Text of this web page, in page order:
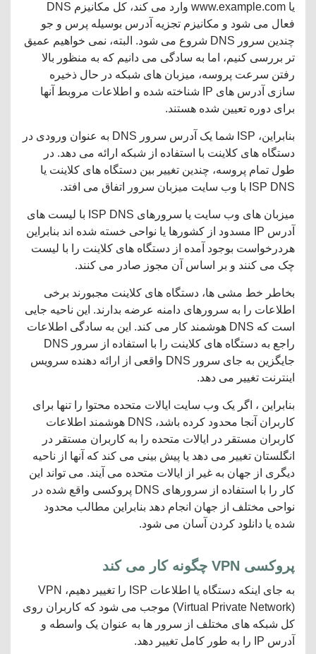
یا www.example.com وارد می کند، کل مکانیزم DNS
فعال می شود و مکانیزم تجزیه آدرس بوسیله پرس و جو
چندین سرور DNS شروع می شود. البته، نمی خواهیم عمیق
تر بررسی کنیم، اما به سادگی می دانیم که به منظور بالا
رفتن سرعت پروسه، میزبان های شبکه در حال ذخیره
سازی آدرس های IP شناخته شده و اطلاعات مروبط آنها
برای دوره تعیین شده هستند.
بنابراین، ISP شما یک آدرس سرور DNS به عنوان ورودی در
دستگاه های کلاینت با استفاده از شبکه ارائه می دهد. در
طول تمام پروسه، چندین تغییر بین دستگاه های کلاینت یا
ISP DNS با وب سایت میزبان سرور اتفاق می افتد.
میزبان های وب سایت یا سرورهای ISP DNS با لیست های
آدرس IP مسدود از کشورها یا نواحی خسته شده اند بنابراین
هردرخواست بوجود آمده از دستگاه های کلاینت را با لیست
چک می کنند و بر اساس آن مجوز صادر می کنند.
بخاطر خط مشی ها، دستگاه های کلاینت مجبورند برخی
اطلاعات را به سرورهای دامنه عرضه بدارند. این ناحیه جایی
است که DNS هوشمند کار می کند. این به سادگی اطلاعات
راجع به دستگاه های کلاینت را با استفاده از سرور DNS
جایگزین به جای سرور DNS واقعی از ارائه دهنده سرویس
اینترنت تغییر می دهد.
بنابراین ، اگر یک وب سایت ایالات متحده محتوا را تنها برای
کاربران آنجا محدود کرده باشد، DNS هوشمند اطلاعات
کاربران مستقر در ایالات متحده را به کاربران مستقر در
انگلستان تغییر می دهد یا پیش بینی می کند که آنها از ناحیه
دیگری از جهان به غیر از ایالات متحده می آیند. می تواند این
کار را با استفاده از سرورهای DNS پروکسی واقع شده در
نواحی مختلف از جهان انجام دهد بنابراین مطالب محدود
شده یا دانلود کردن آسان می شود.
پروکسی VPN چگونه کار می کند
به جای اینکه دستگاه یا اطلاعات ISP را تغییر دهیم، VPN
(Virtual Private Network) موجب می شود که کاربران روی
کل شبکه های مختلف از سرور ها به عنوان یک واسطه و
آدرس IP را به طور کامل تغییر دهد.